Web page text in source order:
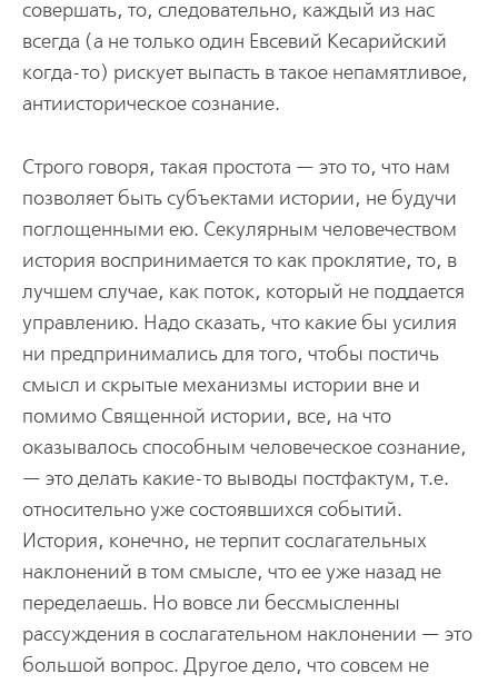
совершать, то, следовательно, каждый из нас
всегда (а не только один Евсевий Кесарийский
когда-то) рискует выпасть в такое непамятливое,
антиисторическое сознание.
Строго говоря, такая простота — это то, что нам
позволяет быть субъектами истории, не будучи
поглощенными ею. Секулярным человечеством
история воспринимается то как проклятие, то, в
лучшем случае, как поток, который не поддается
управлению. Надо сказать, что какие бы усилия
ни предпринимались для того, чтобы постичь
смысл и скрытые механизмы истории вне и
помимо Священной истории, все, на что
оказывалось способным человеческое сознание,
— это делать какие-то выводы постфактум, т.е.
относительно уже состоявшихся событий.
История, конечно, не терпит сослагательных
наклонений в том смысле, что ее уже назад не
переделаешь. Но вовсе ли бессмысленны
рассуждения в сослагательном наклонении — это
большой вопрос. Другое дело, что совсем не